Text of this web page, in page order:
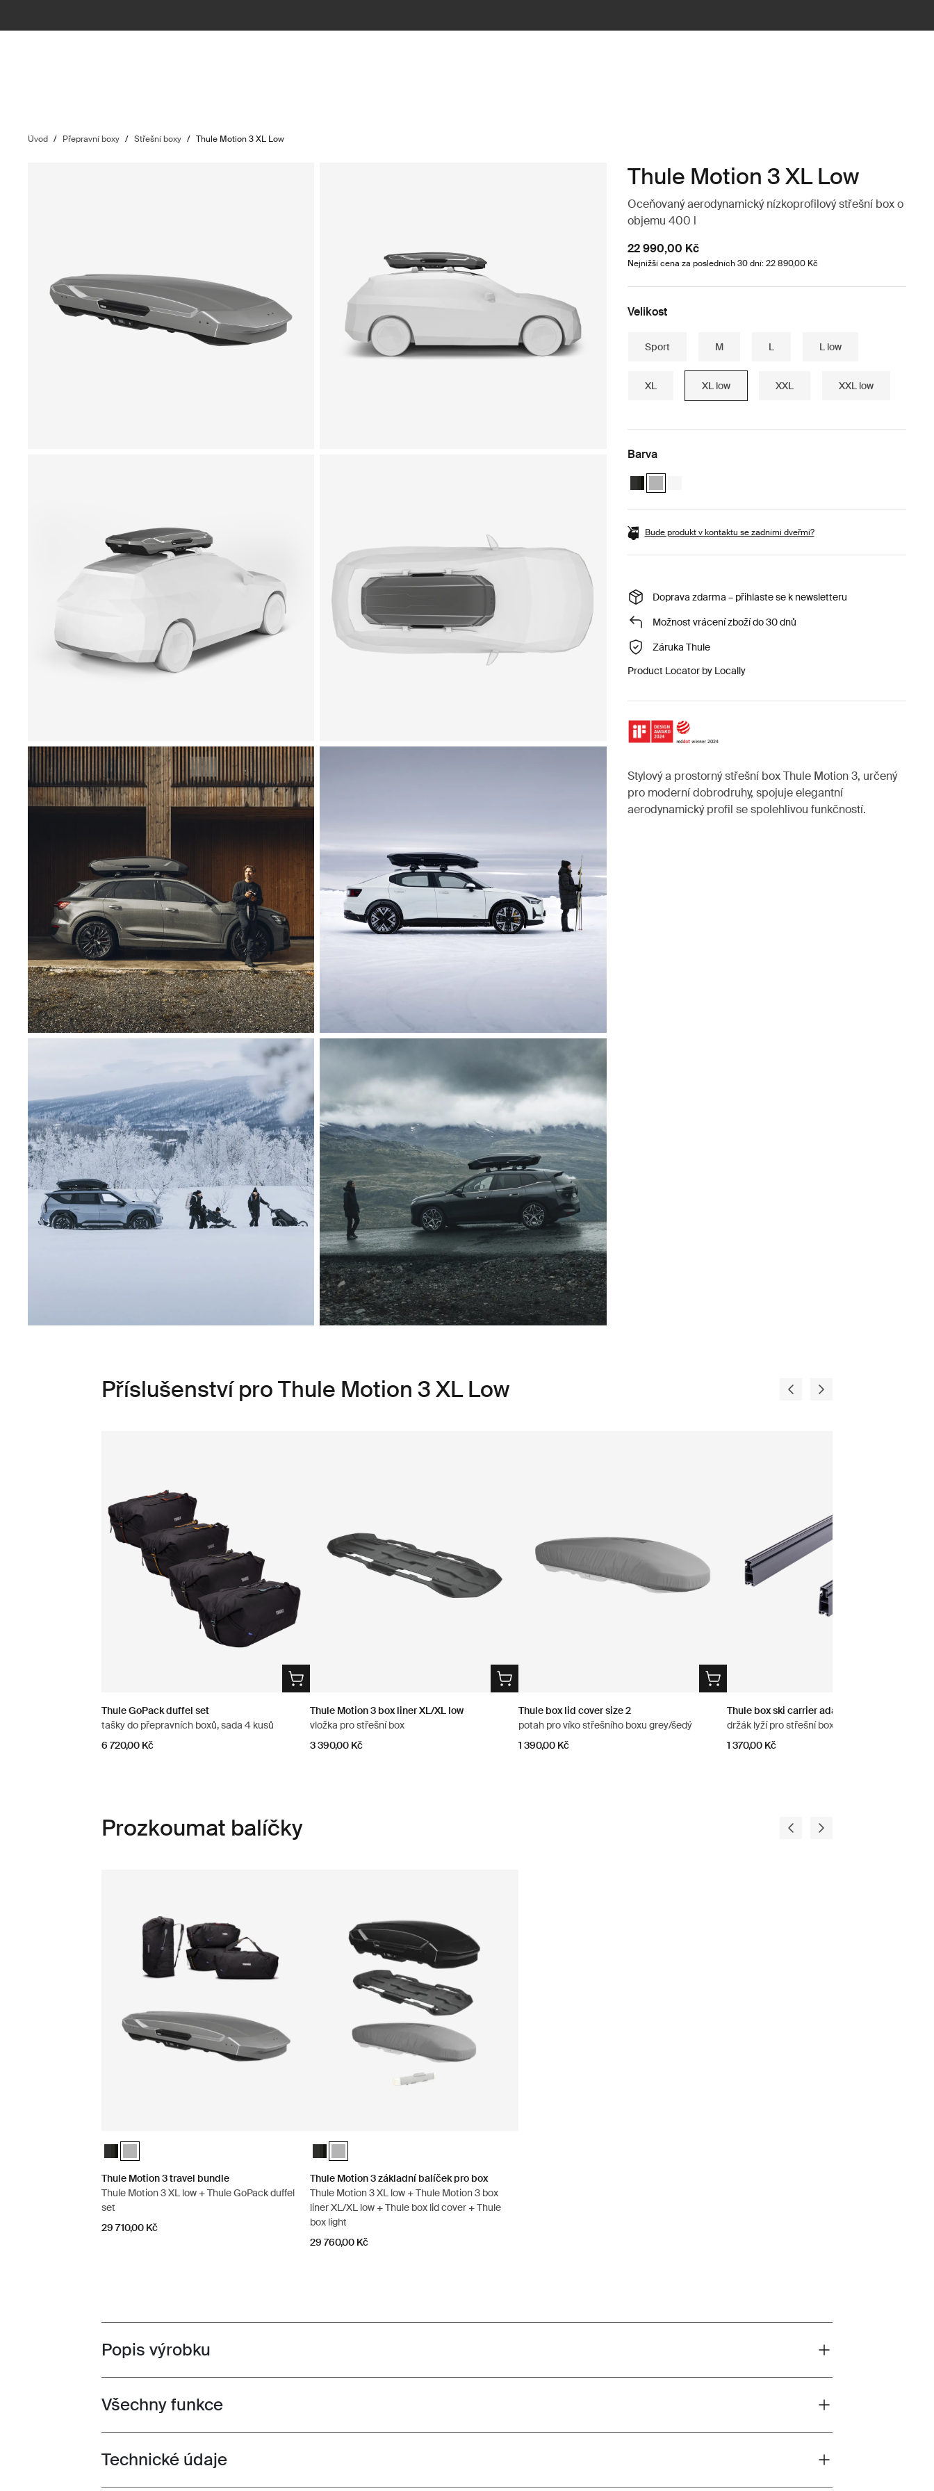
Úvod / Přepravní boxy / Střešní boxy / Thule Motion 3 XL Low
Thule Motion 3 XL Low
Oceňovaný aerodynamický nízkoprofilový střešní box o
objemu 400 l
22 990,00 Kč
Nejnižší cena za posledních 30 dní: 22 890,00 Kč
Velikost
Sport M L L low
XL XL low XXL XXL low
Barva
Thule Motion 3 XL Low Black Glossy
Thule Motion 3 XL Low Titan Glossy (selected)
Bude produkt v kontaktu se zadními dveřmi?
Doprava zdarma – přihlaste se k newsletteru
Možnost vrácení zboží do 30 dnů
Záruka Thule
Product Locator by Locally
Stylový a prostorný střešní box Thule Motion 3, určený
pro moderní dobrodruhy, spojuje elegantní
aerodynamický profil se spolehlivou funkčností.
Příslušenství pro Thule Motion 3 XL Low
Thule GoPack duffel set
tašky do přepravních boxů, sada 4 kusů
6 720,00 Kč
Thule Motion 3 box liner XL/XL low
vložka pro střešní box
3 390,00 Kč
Thule box lid cover size 2
potah pro víko střešního boxu grey/šedý
1 390,00 Kč
Thule box ski carrier adapter
držák lyží pro střešní box 694-8 černá
1 370,00 Kč
Prozkoumat balíčky
Thule Motion 3 travel bundle Black Glossy
Thule Motion 3 travel bundle Titan Glossy (selected)
Thule Motion 3 travel bundle
Thule Motion 3 XL low + Thule GoPack duffel
set
29 710,00 Kč
Thule Motion 3 základní balíček pro box Black Glossy
Thule Motion 3 základní balíček pro box Titan Glossy (selected)
Thule Motion 3 základní balíček pro box
Thule Motion 3 XL low + Thule Motion 3 box
liner XL/XL low + Thule box lid cover + Thule
box light
29 760,00 Kč
Toggle overview
Popis výrobku
Toggle features
Všechny funkce
Toggle techspec
Technické údaje